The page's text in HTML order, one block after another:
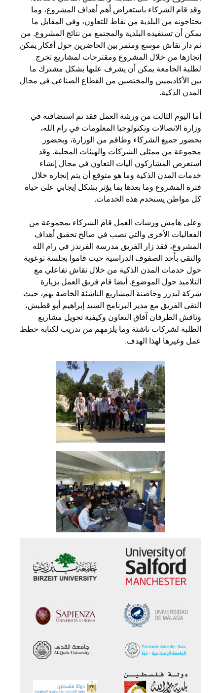
وقد قام الشركاء باستعراض أهم أهداف المشروع، وما
يحتاجونه من البلدية من نقاط للتعاون، وفي المقابل ما
يمكن أن تستفيده البلدية والمجتمع من نتائج المشروع. من
ثم دار نقاش موسع ومثمر بين الحاضرين حول أفكار يمكن
إنجازها من خلال المشروع ومقترحات لمشاريع تخرج
لطلبة الجامعة يمكن أن يشرف عليها بشكل مشترك ما
بين الأكاديميين والمختصين من القطاع الصناعي في مجال
المدن الذكية.
أما اليوم الثالث من ورشة العمل فقد تم استضافته في
وزارة الاتصالات وتكنولوجيا المعلومات في رام الله،
بحضور جميع الشركاء وطاقم من الوزارة، وبحضور
مجموعة من ممثلي الشركات والهيئات المحلية. وقد
استعرض المشاركون آليات التعاون في مجال إنشاء
خدمات المدن الذكية وما هو متوقع أن يتم إنجازه خلال
فترة المشروع وما بعدها بما يؤثر بشكل إيجابي على حياة
كل مواطن يستخدم هذه الخدمات.
وعلى هامش ورشات العمل قام الشركاء بمجموعة من
الفعاليات الأخرى والتي تصب في صالح تحقيق أهداف
المشروع، فقد زار الفريق مدرسة الفرندز في رام الله
والتقى بأحد الصفوف الدراسية حيث قاموا بجلسة توعوية
حول خدمات المدن الذكية من خلال نقاش تفاعلي مع
التلاميذ حول الموضوع. أيضا قام فريق العمل بزيارة
شركة ليدرز وحاضنة المشاريع الناشئة الخاصة بهم، حيث
التقى الفريق مع مدير البرنامج السيد إبراهيم أبو قطيش،
وناقش الطرفان آفاق التعاون وكيفية تحويل مشاريع
الطلبة لشركات ناشئة وما يلزمهم من تدريب لكتابة خطط
عمل وغيرها لهذا الهدف.